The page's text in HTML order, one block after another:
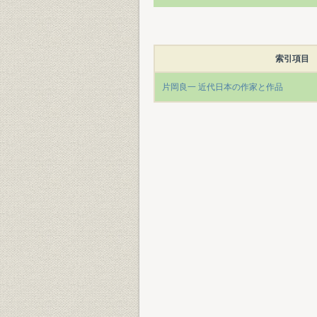
索引項目
片岡良一 近代日本の作家と作品